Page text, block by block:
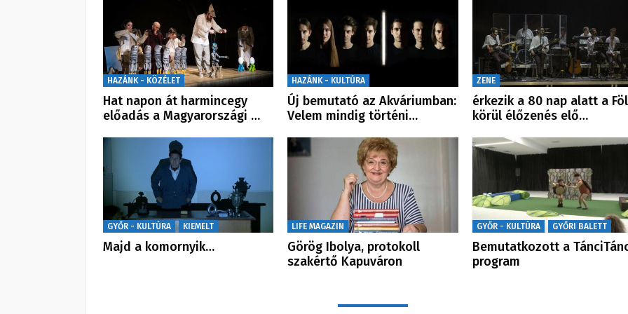
HAZÁNK - KÖZÉLET
Hat napon át harmincegy
előadás a Magyarországi …
HAZÁNK - KULTÚRA
Új bemutató az Akváriumban:
Velem mindig történi…
ZENE
érkezik a 80 nap alatt a
körül élőzenés elő…
GYŐR - KULTÚRA KIEMELT
Majd a komornyik…
LIFE MAGAZIN
Görög Ibolya, protokoll
szakértő Kapuváron
GYŐR - KULTÚRA GYŐRI BALETT
Bemutatkozott a
program